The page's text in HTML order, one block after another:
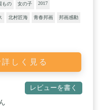
もの 女の子 2017
北村匠海 青春邦画 邦画感動
しく見る
レビューを書く